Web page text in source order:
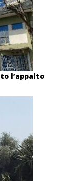
l’appalto